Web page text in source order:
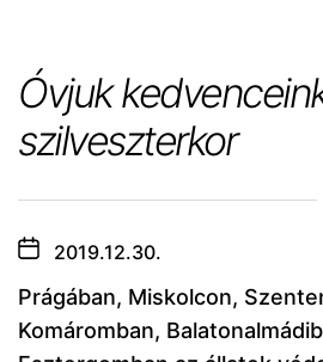
Óvjuk
szilveszterkor
2019.12.30.
Prágában, Miskolcon,
Komáromban,